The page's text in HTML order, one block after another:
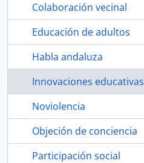
Colaboración vecinal
Educación de adultos
Habla andaluza
Innovaciones educativas
Noviolencia
Objeción de conciencia
Participación social